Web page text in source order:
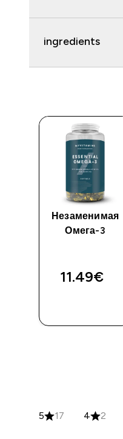
ingredients
Незаменимая
Омега-3
11.49€‎
5 17 4 2